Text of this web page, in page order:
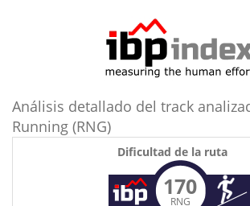
Análisis detallado del track
Running (RNG)
Dificultad de la ruta
170
RNG